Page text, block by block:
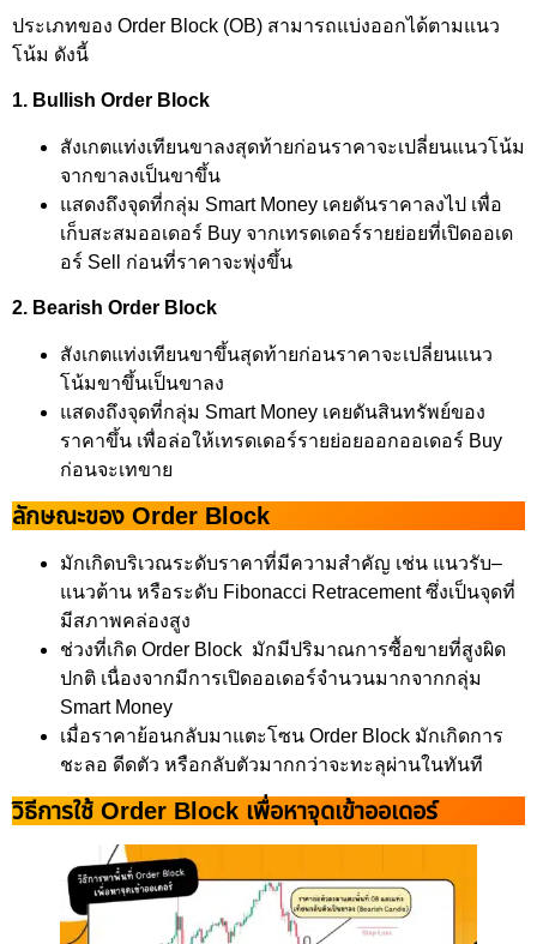
ประเภทของ Order Block (OB) สามารถแบ่งออกได้ตามแนว
โน้ม ดังนี้
1. Bullish Order Block
สังเกตแท่งเทียนขาลงสุดท้ายก่อนราคาจะเปลี่ยนแนวโน้ม
จากขาลงเป็นขาขึ้น
แสดงถึงจุดที่กลุ่ม Smart Money เคยดันราคาลงไป เพื่อ
เก็บสะสมออเดอร์ Buy จากเทรดเดอร์รายย่อยที่เปิดออเด
อร์ Sell ก่อนที่ราคาจะพุ่งขึ้น
2. Bearish Order Block
สังเกตแท่งเทียนขาขึ้นสุดท้ายก่อนราคาจะเปลี่ยนแนว
โน้มขาขึ้นเป็นขาลง
แสดงถึงจุดที่กลุ่ม Smart Money เคยดันสินทรัพย์ของ
ราคาขึ้น เพื่อล่อให้เทรดเดอร์รายย่อยออกออเดอร์ Buy
ก่อนจะเทขาย
ลักษณะของ Order Block
มักเกิดบริเวณระดับราคาที่มีความสำคัญ เช่น แนวรับ–
แนวต้าน หรือระดับ Fibonacci Retracement ซึ่งเป็นจุดที่
มีสภาพคล่องสูง
ช่วงที่เกิด Order Block มักมีปริมาณการซื้อขายที่สูงผิด
ปกติ เนื่องจากมีการเปิดออเดอร์จำนวนมากจากกลุ่ม
Smart Money
เมื่อราคาย้อนกลับมาแตะโซน Order Block มักเกิดการ
ชะลอ ดีดตัว หรือกลับตัวมากกว่าจะทะลุผ่านในทันที
วิธีการใช้ Order Block เพื่อหาจุดเข้าออเดอร์